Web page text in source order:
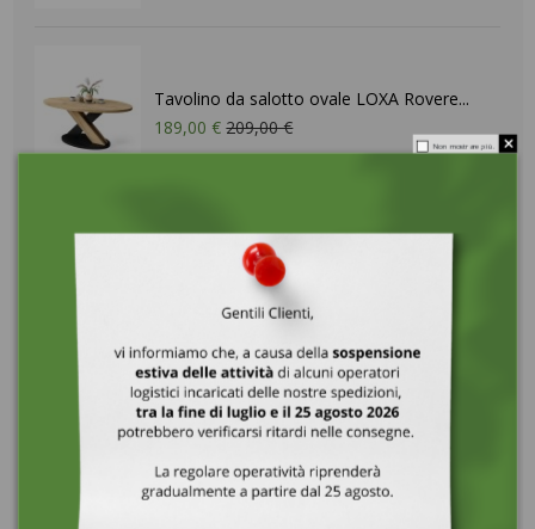
Tavolino da salotto ovale LOXA Rovere...
189,00 € 209,00 €
Tavolino da salotto ovale LOXA Bianco...
209,00 €
Sgabello rotondo ZOI Nero (Storm 100)...
45,00 €
Non mostrare più.